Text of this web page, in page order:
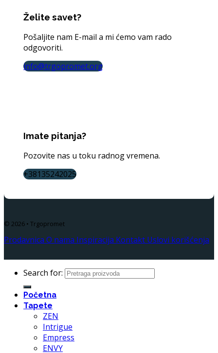
Želite savet?
Pošaljite nam E-mail a mi ćemo vam rado
odgovoriti.
info@trgopromet.org
Imate pitanja?
Pozovite nas u toku radnog vremena.
+38135242025
© 2026 • Trgopromet
Prodavnica O nama Inspiracija Kontakt Uslovi korišćenja
Search for:
Početna
Tapete
ZEN
Intrigue
Empress
ENVY